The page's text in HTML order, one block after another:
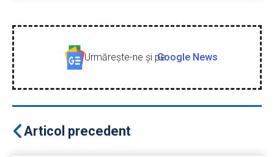
Urmăreşte-ne şi peGoogle News
Articol precedent